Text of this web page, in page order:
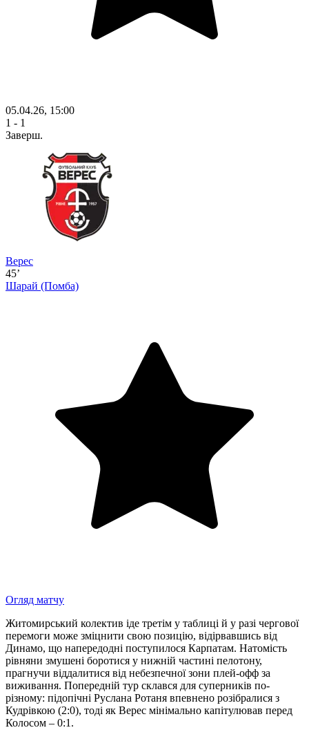
05.04.26, 15:00
1 - 1
Заверш.
Верес
45’
Шарай (Помба)
Огляд матчу
Житомирський колектив іде третім у таблиці й у разі чергової
перемоги може зміцнити свою позицію, відірвавшись від
Динамо, що напередодні поступилося Карпатам. Натомість
рівняни змушені боротися у нижній частині пелотону,
прагнучи віддалитися від небезпечної зони плей-офф за
виживання. Попередній тур склався для суперників по-
різному: підопічні Руслана Ротаня впевнено розібралися з
Кудрівкою (2:0), тоді як Верес мінімально капітулював перед
Колосом – 0:1.